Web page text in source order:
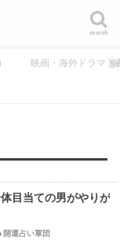
search
映画・海外ドラマ・
体目当ての男がやりが
開運占い軍団